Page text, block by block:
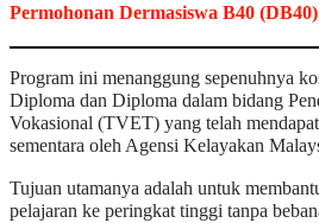
Permohonan Dermasiswa B40
Program ini menanggung sepenuhnya
Diploma dan Diploma dalam bidang
Vokasional (TVET) yang telah
sementara oleh Agensi Kelayakan
Tujuan utamanya adalah untuk
pelajaran ke peringkat tinggi tanpa